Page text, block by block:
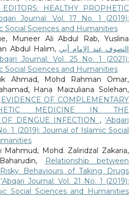
EDITORS: HEALTHY PROPHETIC
Journal: Vol. 17 No. 1 (2019):
Social Sciences and Humanities
Muneer Ali Abdul Rab, Yuslina
Abdul Halim, التصوف عند الإمام أبي
Journal: Vol. 25 No. 1 (2021):
Social Sciences and Humanities
Ahmad, Mohd Rahman Omar,
Hana Maizuliana Solehan,
EVIDENCE OF COMPLEMENTARY
MEDICINE IN THE
DENGUE INFECTION ,‘Abqari
1 (2019): Journal of Islamic Social
Mahmud, Mohd. Zaliridzal Zakaria,
Relationship between
Behaviours of Taking Drugs
‘Abqari Journal: Vol. 21 No. 1 (2019):
Social Sciences and Humanities